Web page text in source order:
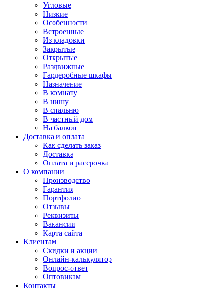
Угловые
Низкие
Особенности
Встроенные
Из кладовки
Закрытые
Открытые
Раздвижные
Гардеробные шкафы
Назначение
В комнату
В нишу
В спальню
В частный дом
На балкон
Доставка и оплата
Как сделать заказ
Доставка
Оплата и рассрочка
О компании
Производство
Гарантия
Портфолио
Отзывы
Реквизиты
Вакансии
Карта сайта
Клиентам
Скидки и акции
Онлайн-калькулятор
Вопрос-ответ
Оптовикам
Контакты